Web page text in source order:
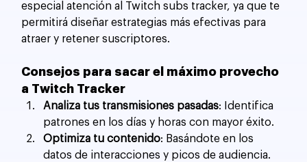
especial atención al Twitch subs tracker, ya que te
permitirá diseñar estrategias más efectivas para
atraer y retener suscriptores.
Consejos para sacar el máximo provecho
a Twitch Tracker
Analiza tus transmisiones pasadas: Identifica
patrones en los días y horas con mayor éxito.
Optimiza tu contenido: Basándote en los
datos de interacciones y picos de audiencia.